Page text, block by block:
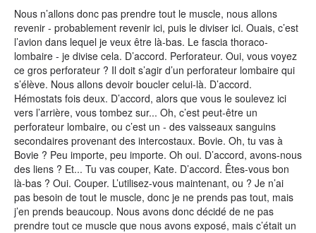
Nous n’allons donc pas prendre tout le muscle, nous allons
revenir - probablement revenir ici, puis le diviser ici. Ouais, c’est
l’avion dans lequel je veux être là-bas. Le fascia thoraco-
lombaire - je divise cela. D’accord. Perforateur. Oui, vous voyez
ce gros perforateur ? Il doit s’agir d’un perforateur lombaire qui
s’élève. Nous allons devoir boucler celui-là. D’accord.
Hémostats fois deux. D’accord, alors que vous le soulevez ici
vers l’arrière, vous tombez sur... Oh, c’est peut-être un
perforateur lombaire, ou c’est un - des vaisseaux sanguins
secondaires provenant des intercostaux. Bovie. Oh, tu vas à
Bovie ? Peu importe, peu importe. Oh oui. D’accord, avons-nous
des liens ? Et... Tu vas couper, Kate. D’accord. Êtes-vous bon
là-bas ? Oui. Couper. L’utilisez-vous maintenant, ou ? Je n’ai
pas besoin de tout le muscle, donc je ne prends pas tout, mais
j’en prends beaucoup. Nous avons donc décidé de ne pas
prendre tout ce muscle que nous avons exposé, mais c’était un